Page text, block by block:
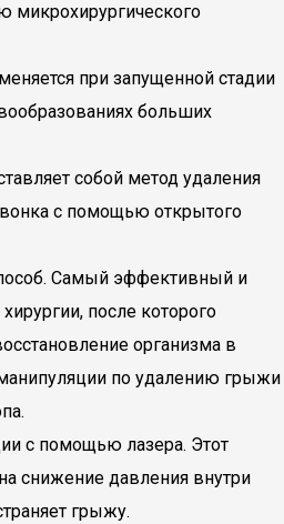
микрохирургического
при запущенной стадии
больших
собой метод удаления
с помощью открытого
Самый эффективный и
после которого
организма в
по удалению грыжи
с помощью лазера. Этот
снижение давления внутри
грыжу.